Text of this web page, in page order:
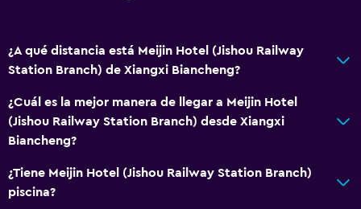
¿A qué distancia está Meijin Hotel (Jishou Railway
Station Branch) de Xiangxi Biancheng?
¿Cuál es la mejor manera de llegar a Meijin Hotel
(Jishou Railway Station Branch) desde Xiangxi
Biancheng?
¿Tiene Meijin Hotel (Jishou Railway Station Branch)
piscina?